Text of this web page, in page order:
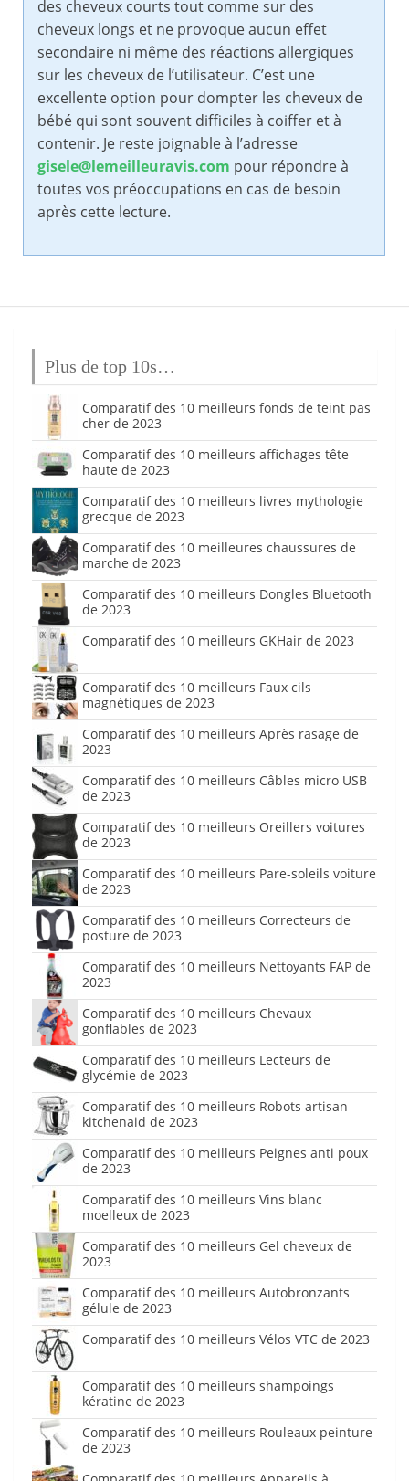
des cheveux courts tout comme sur des
cheveux longs et ne provoque aucun effet
secondaire ni même des réactions allergiques
sur les cheveux de l’utilisateur. C’est une
excellente option pour dompter les cheveux de
bébé qui sont souvent difficiles à coiffer et à
contenir. Je reste joignable à l’adresse
gisele@lemeilleuravis.com pour répondre à
toutes vos préoccupations en cas de besoin
après cette lecture.
Plus de top 10s…
Comparatif des 10 meilleurs fonds de teint pas
cher de 2023
Comparatif des 10 meilleurs affichages tête
haute de 2023
Comparatif des 10 meilleurs livres mythologie
grecque de 2023
Comparatif des 10 meilleures chaussures de
marche de 2023
Comparatif des 10 meilleurs Dongles Bluetooth
de 2023
Comparatif des 10 meilleurs GKHair de 2023
Comparatif des 10 meilleurs Faux cils
magnétiques de 2023
Comparatif des 10 meilleurs Après rasage de
2023
Comparatif des 10 meilleurs Câbles micro USB
de 2023
Comparatif des 10 meilleurs Oreillers voitures
de 2023
Comparatif des 10 meilleurs Pare-soleils voiture
de 2023
Comparatif des 10 meilleurs Correcteurs de
posture de 2023
Comparatif des 10 meilleurs Nettoyants FAP de
2023
Comparatif des 10 meilleurs Chevaux
gonflables de 2023
Comparatif des 10 meilleurs Lecteurs de
glycémie de 2023
Comparatif des 10 meilleurs Robots artisan
kitchenaid de 2023
Comparatif des 10 meilleurs Peignes anti poux
de 2023
Comparatif des 10 meilleurs Vins blanc
moelleux de 2023
Comparatif des 10 meilleurs Gel cheveux de
2023
Comparatif des 10 meilleurs Autobronzants
gélule de 2023
Comparatif des 10 meilleurs Vélos VTC de 2023
Comparatif des 10 meilleurs shampoings
kératine de 2023
Comparatif des 10 meilleurs Rouleaux peinture
de 2023